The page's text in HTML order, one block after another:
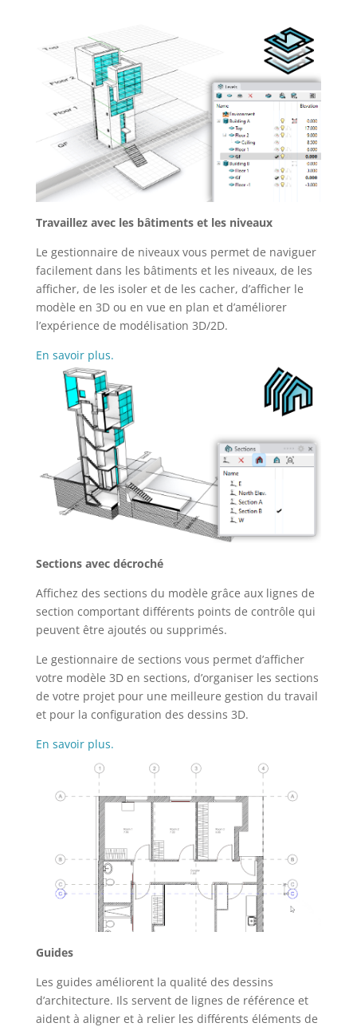
Travaillez avec les bâtiments et les niveaux
Le gestionnaire de niveaux vous permet de naviguer
facilement dans les bâtiments et les niveaux, de les
afficher, de les isoler et de les cacher, d’afficher le
modèle en 3D ou en vue en plan et d’améliorer
l’expérience de modélisation 3D/2D.
En savoir plus.
Sections avec décroché
Affichez des sections du modèle grâce aux lignes de
section comportant différents points de contrôle qui
peuvent être ajoutés ou supprimés.
Le gestionnaire de sections vous permet d’afficher
votre modèle 3D en sections, d’organiser les sections
de votre projet pour une meilleure gestion du travail
et pour la configuration des dessins 3D.
En savoir plus.
Guides
Les guides améliorent la qualité des dessins
d’architecture. Ils servent de lignes de référence et
aident à aligner et à relier les différents éléments de